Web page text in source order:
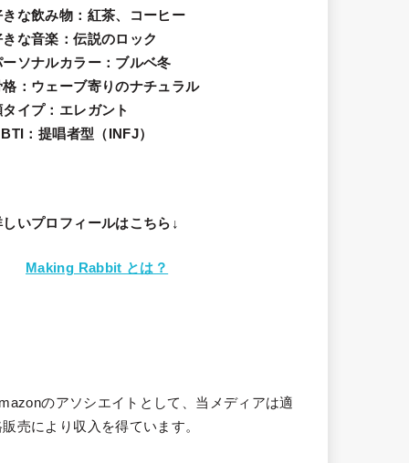
きな飲み物：紅茶、コーヒー
きな音楽：伝説のロック
ーソナルカラー：ブルベ冬
格：ウェーブ寄りのナチュラル
タイプ：エレガン ト
：提唱者型（INFJ）
しいプロフィールはこちら↓
Making Rabbit とは？
のアソシエイトとして、当メディアは適
販売により収入を得ています。